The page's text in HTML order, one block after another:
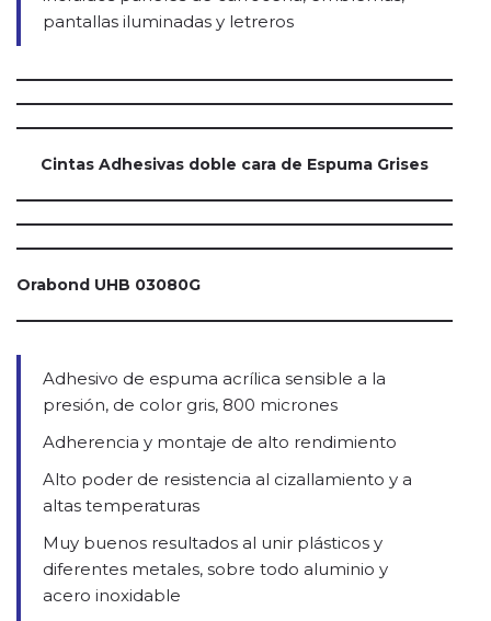
pantallas iluminadas y letreros
Cintas Adhesivas doble cara de Espuma Grises
Orabond UHB 03080G
Adhesivo de espuma acrílica sensible a la
presión, de color gris, 800 micrones
Adherencia y montaje de alto rendimiento
Alto poder de resistencia al cizallamiento y a
altas temperaturas
Muy buenos resultados al unir plásticos y
diferentes metales, sobre todo aluminio y
acero inoxidable